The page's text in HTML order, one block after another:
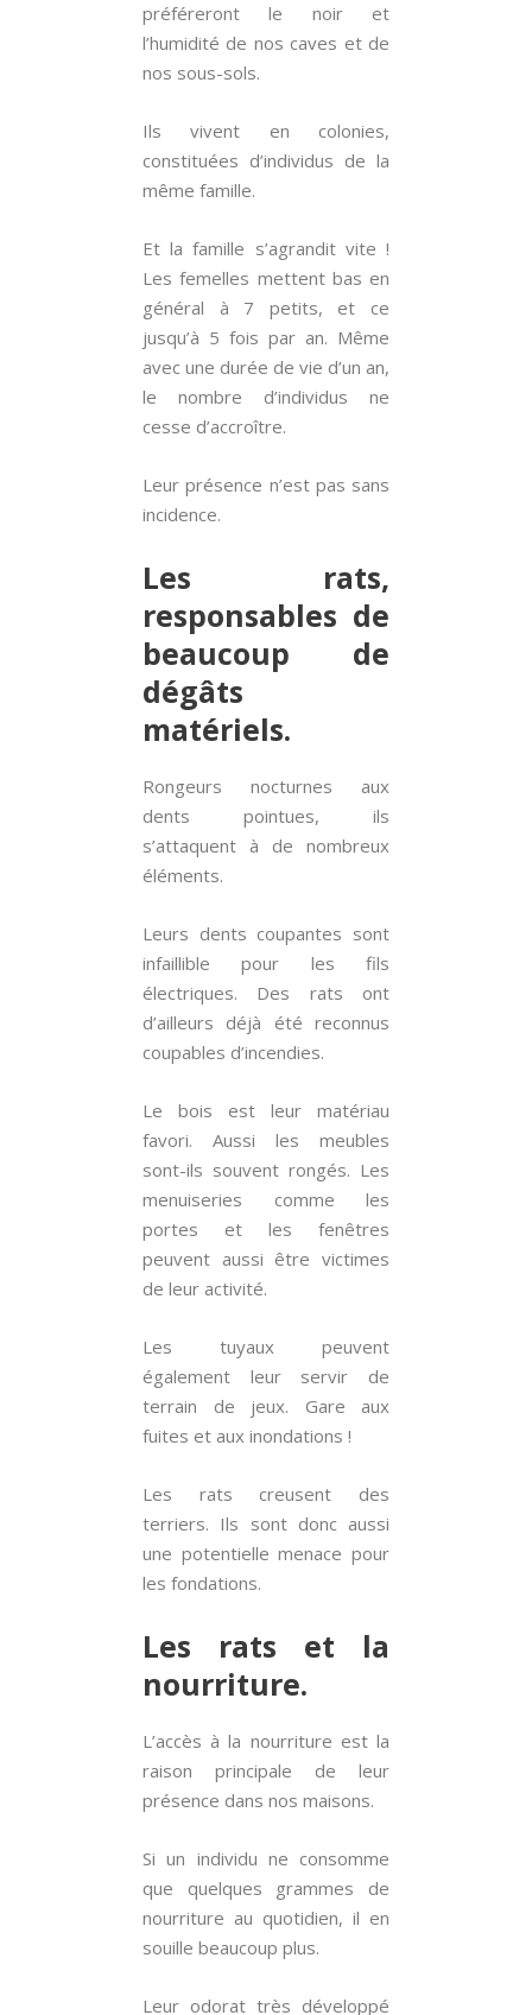
préféreront le noir et
l’humidité de nos caves et de
nos sous-sols.
Ils vivent en colonies,
constituées d’individus de la
même famille.
Et la famille s’agrandit vite !
Les femelles mettent bas en
général à 7 petits, et ce
jusqu’à 5 fois par an. Même
avec une durée de vie d’un an,
le nombre d’individus ne
cesse d’accroître.
Leur présence n’est pas sans
incidence.
Les rats,
responsables de
beaucoup de
dégâts
matériels.
Rongeurs nocturnes aux
dents pointues, ils
s’attaquent à de nombreux
éléments.
Leurs dents coupantes sont
infaillible pour les fils
électriques. Des rats ont
d’ailleurs déjà été reconnus
coupables d’incendies.
Le bois est leur matériau
favori. Aussi les meubles
sont-ils souvent rongés. Les
menuiseries comme les
portes et les fenêtres
peuvent aussi être victimes
de leur activité.
Les tuyaux peuvent
également leur servir de
terrain de jeux. Gare aux
fuites et aux inondations !
Les rats creusent des
terriers. Ils sont donc aussi
une potentielle menace pour
les fondations.
Les rats et la
nourriture.
L’accès à la nourriture est la
raison principale de leur
présence dans nos maisons.
Si un individu ne consomme
que quelques grammes de
nourriture au quotidien, il en
souille beaucoup plus.
Leur odorat très développé